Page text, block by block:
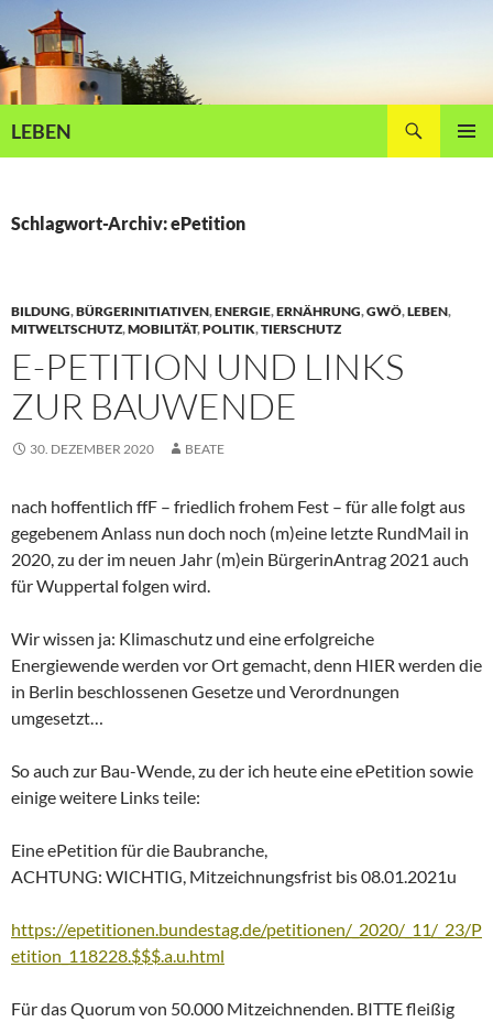
Inhalt
springen
LEBEN
Schlagwort-Archiv: ePetition
BILDUNG,BÜRGERINITIATIVEN,ENERGIE,ERNÄHRUNG,GWÖ,LEBEN,
MITWELTSCHUTZ,MOBILITÄT,POLITIK,TIERSCHUTZ
E-PETITION UND LINKS
ZUR BAUWENDE
30. DEZEMBER 2020 BEATE
nach hoffentlich ffF – friedlich frohem Fest – für alle folgt aus
gegebenem Anlass nun doch noch (m)eine letzte RundMail in
2020, zu der im neuen Jahr (m)ein BürgerinAntrag 2021 auch
für Wuppertal folgen wird.
Wir wissen ja: Klimaschutz und eine erfolgreiche
Energiewende werden vor Ort gemacht, denn HIER werden die
in Berlin beschlossenen Gesetze und Verordnungen
umgesetzt…
So auch zur Bau-Wende, zu der ich heute eine ePetition sowie
einige weitere Links teile:
Eine ePetition für die Baubranche,
ACHTUNG: WICHTIG, Mitzeichnungsfrist bis 08.01.2021u
https://epetitionen.bundestag.de/petitionen/_2020/_11/_23/P
etition_118228.$$$.a.u.html
Für das Quorum von 50.000 Mitzeichnenden. BITTE fleißig